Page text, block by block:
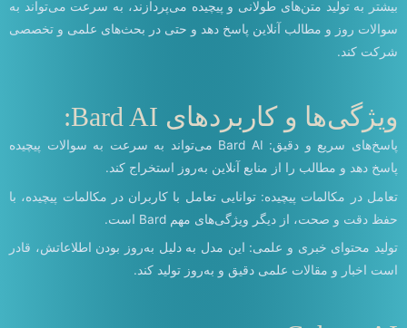
بیشتر به تولید متن‌های طولانی و پیچیده می‌پردازند، به سرعت می‌تواند به
سوالات روز و مطالب آنلاین پاسخ دهد و حتی در بحث‌های علمی و تخصصی
شرکت کند.
ویژگی‌ها و کاربردهای Bard AI:
پاسخ‌های سریع و دقیق: Bard AI می‌تواند به سرعت به سوالات پیچیده
پاسخ دهد و مطالب را از منابع آنلاین به‌روز استخراج کند.
تعامل در مکالمات پیچیده: توانایی تعامل با کاربران در مکالمات پیچیده، با
حفظ دقت و صحت، از دیگر ویژگی‌های مهم Bard است.
تولید محتوای خبری و علمی: این مدل به دلیل به‌روز بودن اطلاعاتش، قادر
است اخبار و مقالات علمی دقیق و به‌روز تولید کند.